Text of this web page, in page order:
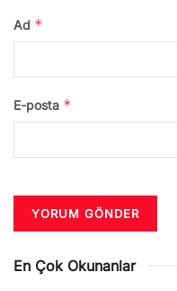
Ad *
E-posta *
En Çok Okunanlar